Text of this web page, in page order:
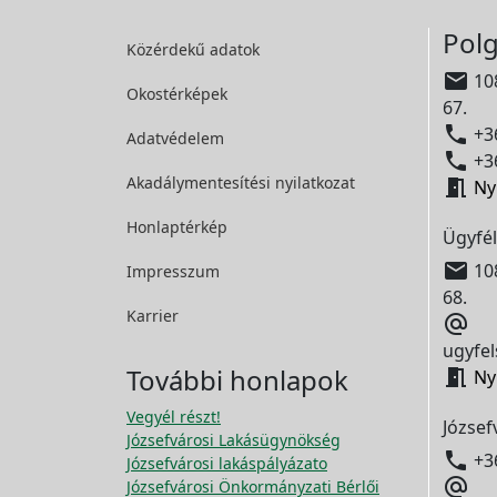
Közérdekű adatok
Okostérképek
Adatvédelem
Akadálymentesítési nyilatkozat
Honlaptérkép
Impresszum
Karrier
További honlapok
Vegyél részt!
Józsefvárosi Lakásügynökség
Józsefvárosi lakáspályázato
Józsefvárosi Önkormányzati Bérlői

67.




68.



